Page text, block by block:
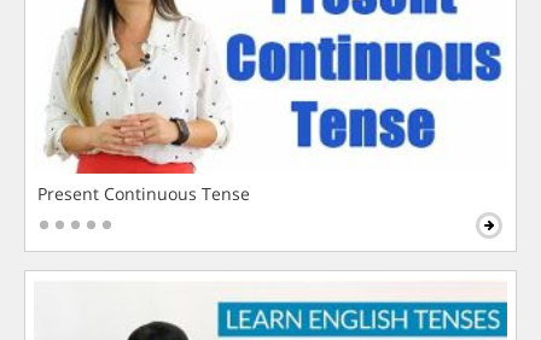
Present Continuous Tense